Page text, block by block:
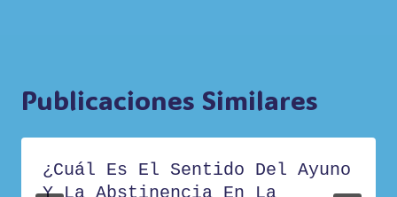
Publicaciones Similares
¿Cuál Es El Sentido Del Ayuno